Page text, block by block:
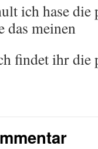
ich hase
das meinen
findet ihr